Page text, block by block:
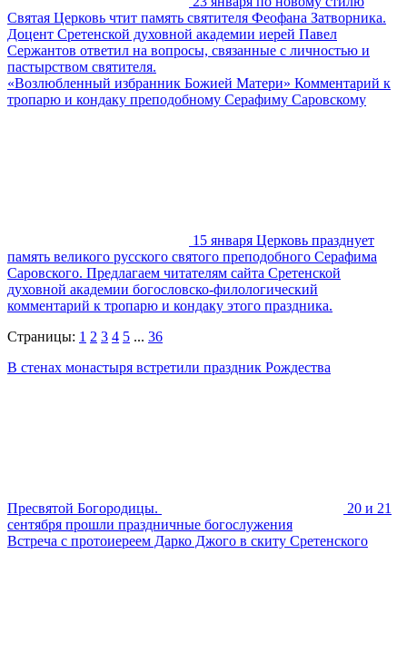
Святая Церковь чтит память святителя Феофана Затворника.
Доцент Сретенской духовной академии иерей Павел
Сержантов ответил на вопросы, связанные с личностью и
пастырством святителя.
«Возлюбленный избранник Божией Матери» Комментарий к
тропарю и кондаку преподобному Серафиму Саровскому
15 января Церковь празднует
память великого русского святого преподобного Серафима
Саровского. Предлагаем читателям сайта Сретенской
духовной академии богословско-филологический
комментарий к тропарю и кондаку этого праздника.
Страницы: 1 2 3 4 5 ... 36
В стенах монастыря встретили праздник Рождества
Пресвятой Богородицы.
20 и 21
сентября прошли праздничные богослужения
Встреча с протоиереем Дарко Джого в скиту Сретенского